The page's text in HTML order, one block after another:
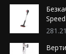
281.21